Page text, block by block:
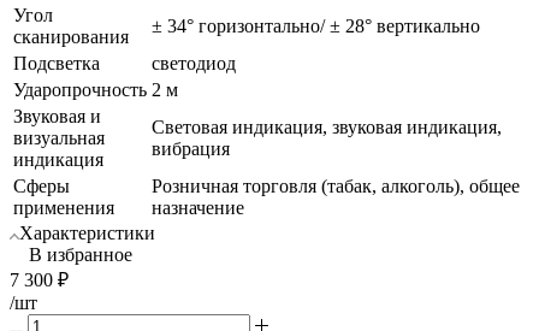
Угол
сканирования
± 34° горизонтально/ ± 28° вертикально
Подсветка
светодиод
Ударопрочность 2 м
Звуковая и
визуальная
индикация
Световая индикация, звуковая индикация,
вибрация
Сферы
применения
Розничная торговля (табак, алкоголь), общее
назначение
Характеристики
В избранное
7 300 ₽
/шт